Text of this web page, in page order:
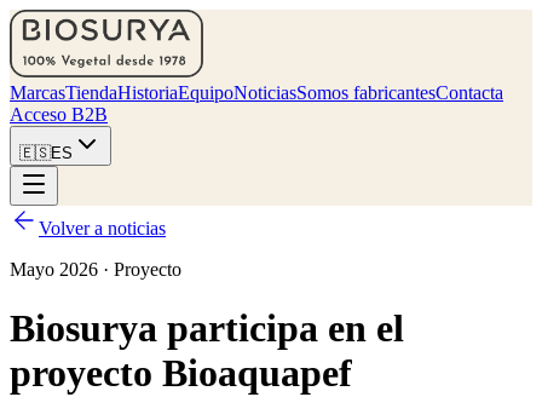
MarcasTiendaHistoriaEquipoNoticiasSomos fabricantesContacta
Acceso B2B
🇪🇸ES
Volver a noticias
Mayo 2026 · Proyecto
Biosurya participa en el
proyecto Bioaquapef